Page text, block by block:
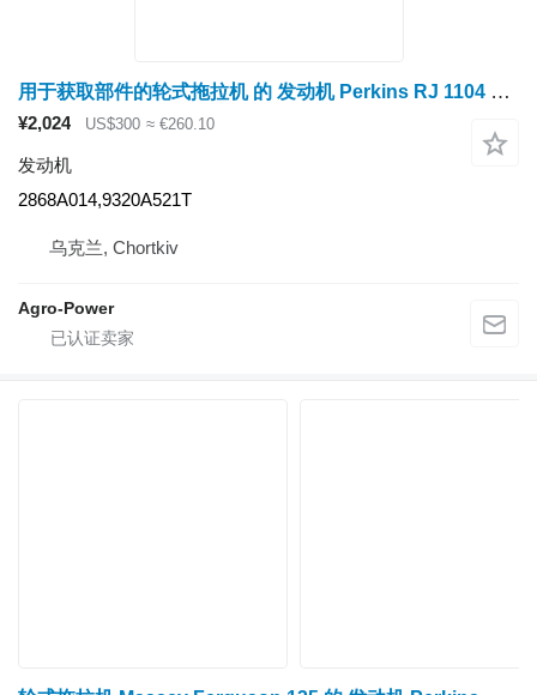
用于获取部件的轮式拖拉机 的 发动机 Perkins RJ 1104 2868A014
¥2,024 US$300 ≈ €260.10
发动机
2868A014,9320A521T
乌克兰, Chortkiv
Agro-Power